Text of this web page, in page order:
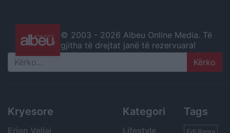
© 2003 - 2026 Albeu Online Media. Të
gjitha të drejtat janë të rezervuara!
Search
Kryesore
Erion Veliaj
Kategori
Lifestyle
Tags